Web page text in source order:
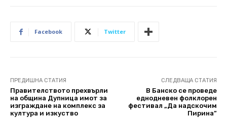
Facebook Twitter
ПРЕДИШНА СТАТИЯ
Правителството прехвърли
на община Дупница имот за
изграждане на комплекс за
култура и изкуство
СЛЕДВАЩА СТАТИЯ
В Банско се проведе
еднодневен фолклорен
фестивал „Да надскочим
Пирина”